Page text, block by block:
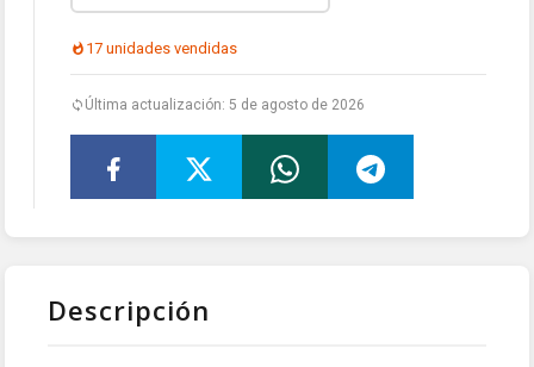
17 unidades vendidas
Última actualización: 5 de agosto de 2026
Descripción